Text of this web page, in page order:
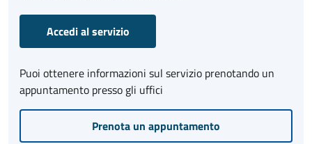
Accedi al servizio
Puoi ottenere informazioni sul servizio prenotando un
appuntamento presso gli uffici
Prenota un appuntamento